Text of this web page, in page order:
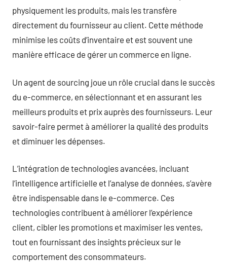
physiquement les produits, mais les transfère
directement du fournisseur au client. Cette méthode
minimise les coûts d’inventaire et est souvent une
manière efficace de gérer un commerce en ligne.
Un agent de sourcing joue un rôle crucial dans le succès
du e-commerce, en sélectionnant et en assurant les
meilleurs produits et prix auprès des fournisseurs. Leur
savoir-faire permet à améliorer la qualité des produits
et diminuer les dépenses.
L’intégration de technologies avancées, incluant
l’intelligence artificielle et l’analyse de données, s’avère
être indispensable dans le e-commerce. Ces
technologies contribuent à améliorer l’expérience
client, cibler les promotions et maximiser les ventes,
tout en fournissant des insights précieux sur le
comportement des consommateurs.